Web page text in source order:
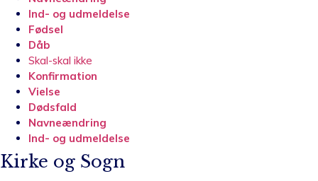
Ind- og udmeldelse
Fødsel
Dåb
Skal-skal ikke
Konfirmation
Vielse
Dødsfald
Navneændring
Ind- og udmeldelse
Kirke og Sogn